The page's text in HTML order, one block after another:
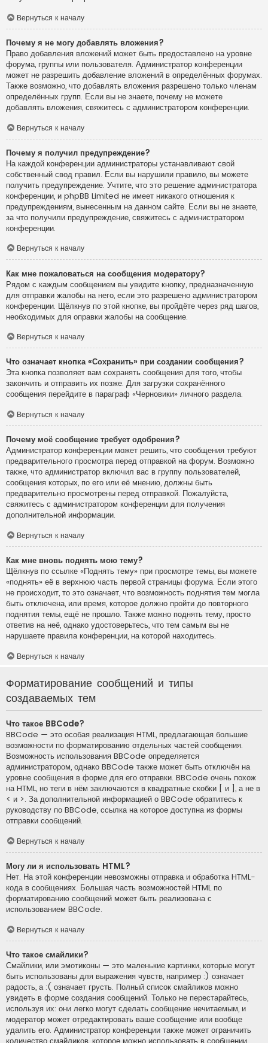
Вернуться к началу
Почему я не могу добавлять вложения?
Право добавления вложений может быть предоставлено на уровне
форума, группы или пользователя. Администратор конференции
может не разрешить добавление вложений в определённых форумах.
Также возможно, что добавлять вложения разрешено только членам
определённых групп. Если вы не знаете, почему не можете
добавлять вложения, свяжитесь с администратором конференции.
Вернуться к началу
Почему я получил предупреждение?
На каждой конференции администраторы устанавливают свой
собственный свод правил. Если вы нарушили правило, вы можете
получить предупреждение. Учтите, что это решение администратора
конференции, и phpBB Limited не имеет никакого отношения к
предупреждениям, вынесенным на данном сайте. Если вы не знаете,
за что получили предупреждение, свяжитесь с администратором
конференции.
Вернуться к началу
Как мне пожаловаться на сообщения модератору?
Рядом с каждым сообщением вы увидите кнопку, предназначенную
для отправки жалобы на него, если это разрешено администратором
конференции. Щёлкнув по этой кнопке, вы пройдёте через ряд шагов,
необходимых для оправки жалобы на сообщение.
Вернуться к началу
Что означает кнопка «Сохранить» при создании сообщения?
Эта кнопка позволяет вам сохранять сообщения для того, чтобы
закончить и отправить их позже. Для загрузки сохранённого
сообщения перейдите в параграф «Черновики» личного раздела.
Вернуться к началу
Почему моё сообщение требует одобрения?
Администратор конференции может решить, что сообщения требуют
предварительного просмотра перед отправкой на форум. Возможно
также, что администратор включил вас в группу пользователей,
сообщения которых, по его или её мнению, должны быть
предварительно просмотрены перед отправкой. Пожалуйста,
свяжитесь с администратором конференции для получения
дополнительной информации.
Вернуться к началу
Как мне вновь поднять мою тему?
Щёлкнув по ссылке «Поднять тему» при просмотре темы, вы можете
«поднять» её в верхнюю часть первой страницы форума. Если этого
не происходит, то это означает, что возможность поднятия тем могла
быть отключена, или время, которое должно пройти до повторного
поднятия темы, ещё не прошло. Также можно поднять тему, просто
ответив на неё, однако удостоверьтесь, что тем самым вы не
нарушаете правила конференции, на которой находитесь.
Вернуться к началу
Форматирование сообщений и типы
создаваемых тем
Что такое BBCode?
BBCode — это особая реализация HTML, предлагающая большие
возможности по форматированию отдельных частей сообщения.
Возможность использования BBCode определяется
администратором, однако BBCode также может быть отключён на
уровне сообщения в форме для его отправки. BBCode очень похож
на HTML, но теги в нём заключаются в квадратные скобки [ и ], а не в
< и >. За дополнительной информацией о BBCode обратитесь к
руководству по BBCode, ссылка на которое доступна из формы
отправки сообщений.
Вернуться к началу
Могу ли я использовать HTML?
Нет. На этой конференции невозможны отправка и обработка HTML-
кода в сообщениях. Большая часть возможностей HTML по
форматированию сообщений может быть реализована с
использованием BBCode.
Вернуться к началу
Что такое смайлики?
Смайлики, или эмотиконы — это маленькие картинки, которые могут
быть использованы для выражения чувств, например :) означает
радость, а :( означает грусть. Полный список смайликов можно
увидеть в форме создания сообщений. Только не перестарайтесь,
используя их: они легко могут сделать сообщение нечитаемым, и
модератор может отредактировать ваше сообщение или вообще
удалить его. Администратор конференции также может ограничить